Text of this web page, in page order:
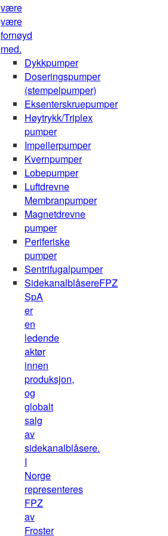
være
være
fornøyd
med.
Dykkpumper
Doseringspumper
(stempelpumper)
Eksenterskruepumper
Høytrykk/Triplex
pumper
Impellerpumper
Kvernpumper
Lobepumper
Luftdrevne
Membranpumper
Magnetdrevne
pumper
Periferiske
pumper
Sentrifugalpumper
SidekanalblåsereFPZ
SpA
er
en
ledende
aktør
innen
produksjon,
og
globalt
salg
av
sidekanalblåsere.
I
Norge
representeres
FPZ
av
Froster